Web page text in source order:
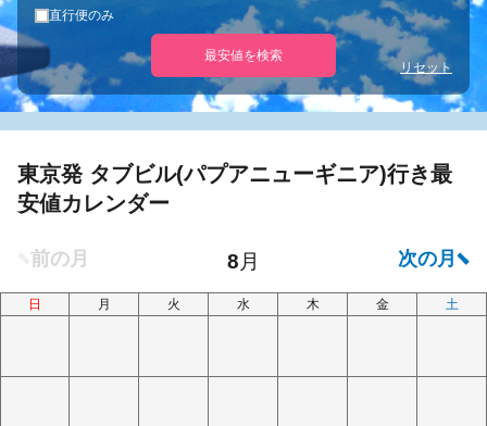
直行便のみ
最安値を検索
リセット
東京発 タブビル(パプアニューギニア)行き最
安値カレンダー
日 月 火 水 木 金 土